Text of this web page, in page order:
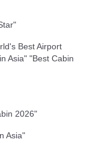
Best Airport
Asia" "Best Cabin
2026"
Asia"